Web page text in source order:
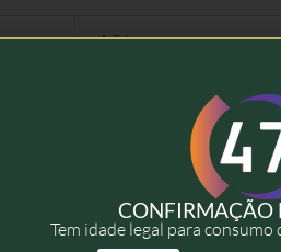
1,5 kg
75cl
CONFIRMAÇÃO
Tem idade legal para consumo